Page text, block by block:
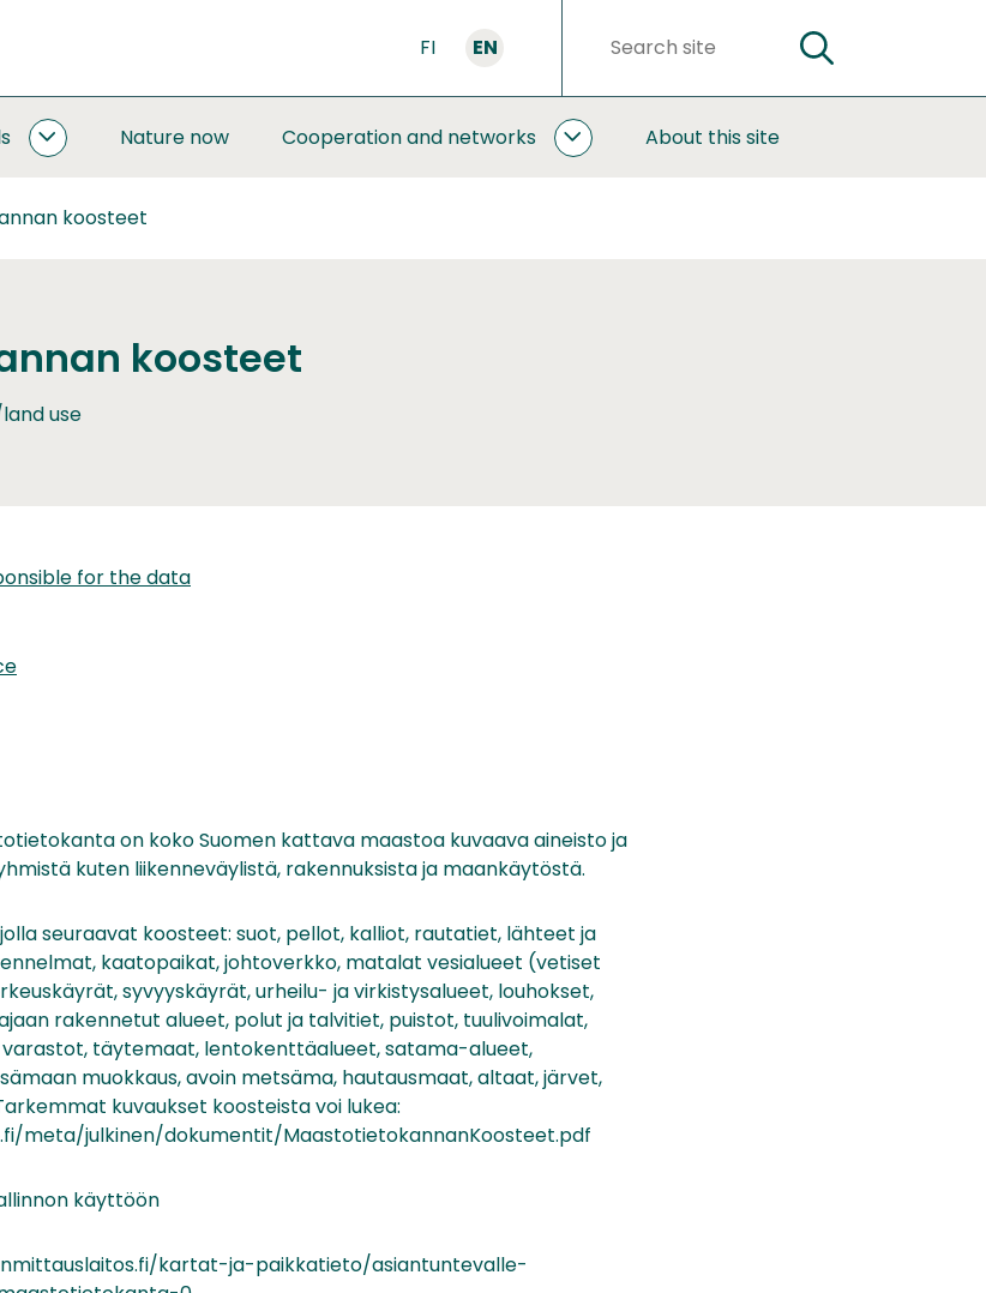
FI EN
Search
SEARCH
MONITORING
SUBPAGES
Nature now Cooperation and networks
COOPERATION
About this site
koosteet
koosteet
use
for the data
on koko Suomen kattava maastoa kuvaava aineisto ja
kuten liikenneväylistä, rakennuksista ja maankäytöstä.
seuraavat koosteet: suot, pellot, kalliot, rautatiet, lähteet ja
kaatopaikat, johtoverkko, matalat vesialueet (vetiset
syvyyskäyrät, urheilu- ja virkistysalueet, louhokset,
rakennetut alueet, polut ja talvitiet, puistot, tuulivoimalat,
varastot, täytemaat, lentokenttäalueet, satama-alueet,
muokkaus, avoin metsäma, hautausmaat, altaat, järvet,
kuvaukset koosteista voi lukea:
meta/julkinen/dokumentit/MaastotietokannanKoosteet.pdf
käyttöön
kartat-ja-paikkatieto/asiantuntevalle-